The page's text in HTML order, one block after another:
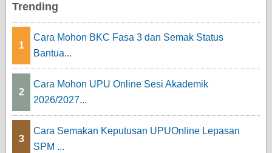
Trending
1
Cara Mohon BKC Fasa 3 dan Semak Status
Bantua...
2
Cara Mohon UPU Online Sesi Akademik
2026/2027...
3
Cara Semakan Keputusan UPUOnline Lepasan
SPM ...